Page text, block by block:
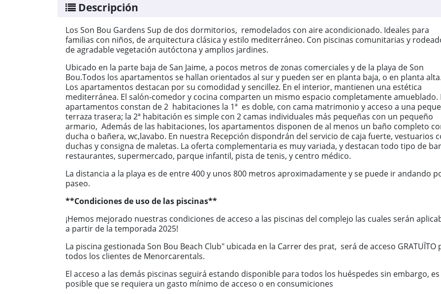
Descripción
Los Son Bou Gardens Sup de dos dormitorios, remodelados con aire acondicionado. Ideales para
familias con niños, de arquitectura clásica y estilo mediterráneo. Con piscinas comunitarias y
de agradable vegetación autóctona y amplios jardines.
Ubicado en la parte baja de San Jaime, a pocos metros de zonas comerciales y de la playa de Son
Bou.Todos los apartamentos se hallan orientados al sur y pueden ser en planta baja, o en planta
Los apartamentos destacan por su comodidad y sencillez. En el interior, mantienen una estética
mediterránea. El salón-comedor y cocina comparten un mismo espacio completamente amueblado.
apartamentos constan de 2 habitaciones la 1ª es doble, con cama matrimonio y acceso a una
terraza trasera; la 2ª habitación es simple con 2 camas individuales más pequeñas con un pequeño
armario, Además de las habitaciones, los apartamentos disponen de al menos un baño completo
ducha o bañera, wc,lavabo. En nuestra Recepción dispondrán del servicio de caja fuerte, vestuarios
duchas y consigna de maletas. La oferta complementaria es muy variada, y destacan todo tipo de
restaurantes, supermercado, parque infantil, pista de tenis, y centro médico.
La distancia a la playa es de entre 400 y unos 800 metros aproximadamente y se puede ir andando
paseo.
**Condiciones de uso de las piscinas**
¡Hemos mejorado nuestras condiciones de acceso a las piscinas del complejo las cuales serán
a partir de la temporada 2025!
La piscina gestionada Son Bou Beach Club" ubicada en la Carrer des prat, será de acceso GRATUÏTO
todos los clientes de Menorcarentals.
El acceso a las demás piscinas seguirá estando disponible para todos los huéspedes sin embargo, es
posible que se requiera un gasto mínimo de acceso o en consumiciones